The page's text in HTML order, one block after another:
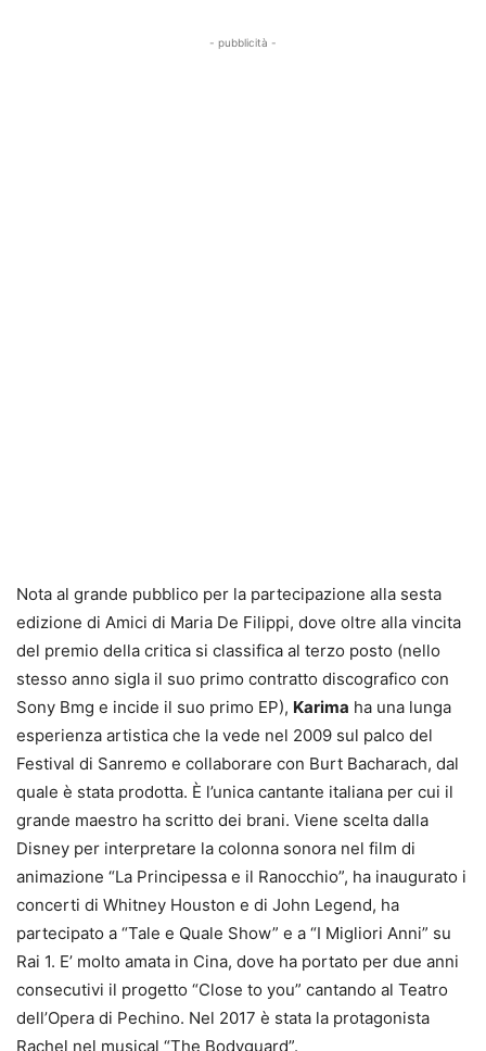
- pubblicità -
Nota al grande pubblico per la partecipazione alla sesta
edizione di Amici di Maria De Filippi, dove oltre alla vincita
del premio della critica si classifica al terzo posto (nello
stesso anno sigla il suo primo contratto discografico con
Sony Bmg e incide il suo primo EP), Karima ha una lunga
esperienza artistica che la vede nel 2009 sul palco del
Festival di Sanremo e collaborare con Burt Bacharach, dal
quale è stata prodotta. È l’unica cantante italiana per cui il
grande maestro ha scritto dei brani. Viene scelta dalla
Disney per interpretare la colonna sonora nel film di
animazione “La Principessa e il Ranocchio”, ha inaugurato i
concerti di Whitney Houston e di John Legend, ha
partecipato a “Tale e Quale Show” e a “I Migliori Anni” su
Rai 1. E’ molto amata in Cina, dove ha portato per due anni
consecutivi il progetto “Close to you” cantando al Teatro
dell’Opera di Pechino. Nel 2017 è stata la protagonista
Rachel nel musical “The Bodyguard”.